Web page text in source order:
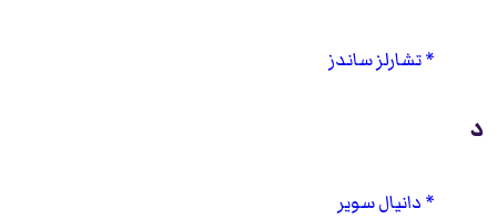
تشارلز ساندز
د
دانيال سوير